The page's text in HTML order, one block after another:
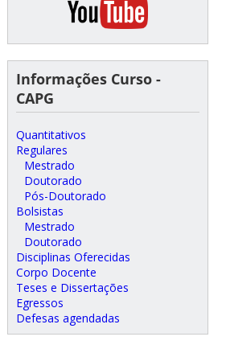
Informações Curso -
CAPG
Quantitativos
Regulares
Mestrado
Doutorado
Pós-Doutorado
Bolsistas
Mestrado
Doutorado
Disciplinas Oferecidas
Corpo Docente
Teses e Dissertações
Egressos
Defesas agendadas